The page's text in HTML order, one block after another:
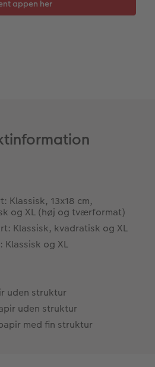
Klassisk, 13x18 cm,
og XL (høj og tværformat)
Klassisk, kvadratisk og XL
Klassisk og XL
uden struktur
uden struktur
med fin struktur